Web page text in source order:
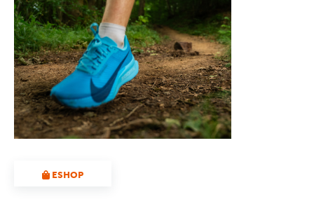
ESHOP